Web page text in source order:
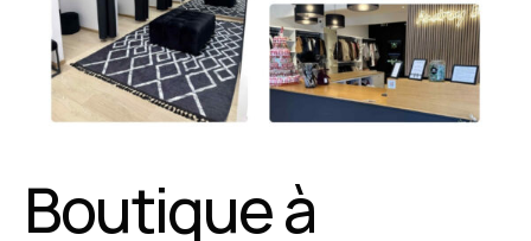
Prochain live lundi